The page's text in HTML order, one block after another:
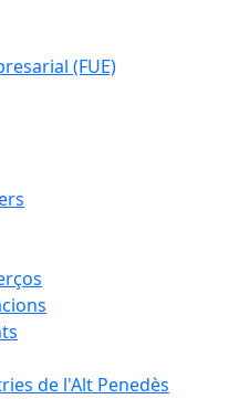
(FUE)
de l'Alt Penedès